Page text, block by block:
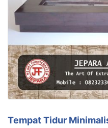
Tempat Tidur